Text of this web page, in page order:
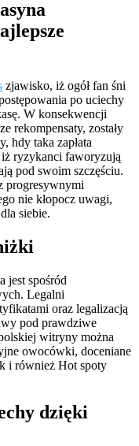
zjawisko, iż ogół fan śni
po uciechy
W konsekwencji
rekompensaty, zostały
hdy taka zapłata
iż ryzykanci faworyzują
pod swoim szczęściu.
progresywnymi
nie kłopocz uwagi,
siebie.
jest spośród
Legalni
oraz legalizacją
pod prawdziwe
witryny można
owocówki, doceniane
i również Hot spoty
dzięki